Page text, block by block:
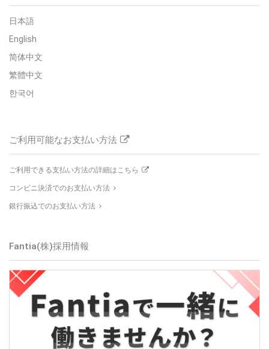
日本語
English
简体中文
繁體中文
한국어
ご利用可能なお支払い方法
ご利用できる支払い方法の詳細はこちら
コンビニ決済でのお支払い方法
銀行振込でのお支払い方法
Fantia(株)採用情報